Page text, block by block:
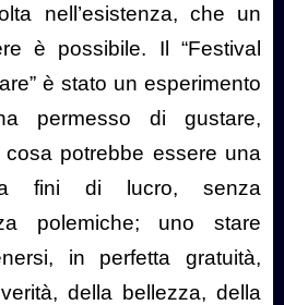
nell’esistenza, che un
è possibile. Il “Festival
è stato un esperimento
permesso di gustare,
potrebbe essere una
fini di lucro, senza
polemiche; uno stare
in perfetta gratuità,
della bellezza, della